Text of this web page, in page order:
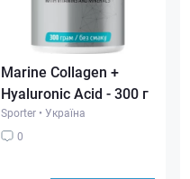
Marine Collagen +
Hyaluronic Acid - 300 г
Sporter • Україна
0